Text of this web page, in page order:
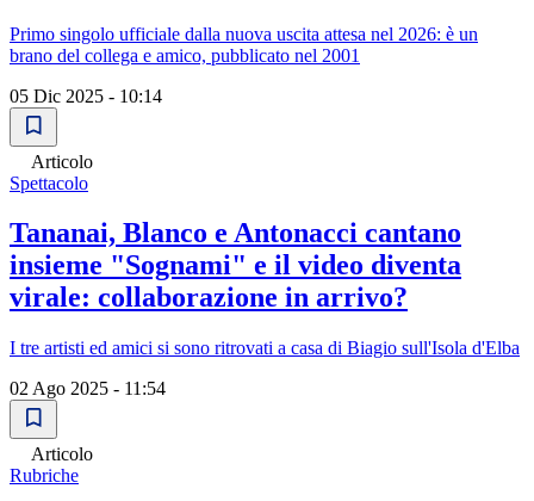
Primo singolo ufficiale dalla nuova uscita attesa nel 2026: è un
brano del collega e amico, pubblicato nel 2001
05 Dic 2025 - 10:14
Articolo
Spettacolo
Tananai, Blanco e Antonacci cantano
insieme "Sognami" e il video diventa
virale: collaborazione in arrivo?
I tre artisti ed amici si sono ritrovati a casa di Biagio sull'Isola d'Elba
02 Ago 2025 - 11:54
Articolo
Rubriche